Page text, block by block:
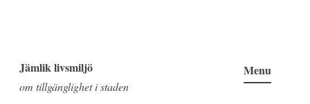
to
content
Jämlik livsmiljö
om tillgänglighet i staden
Menu